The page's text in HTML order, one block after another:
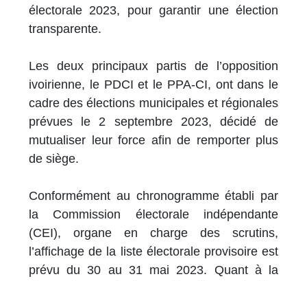
électorale 2023, pour garantir une élection
transparente.
Les deux principaux partis de l’opposition
ivoirienne, le PDCI et le PPA-CI, ont dans le
cadre des élections municipales et régionales
prévues le 2 septembre 2023, décidé de
mutualiser leur force afin de remporter plus
de siège.
Conformément au chronogramme établi par
la Commission électorale indépendante
(CEI), organe en charge des scrutins,
l’affichage de la liste électorale provisoire est
prévu du 30 au 31 mai 2023. Quant à la